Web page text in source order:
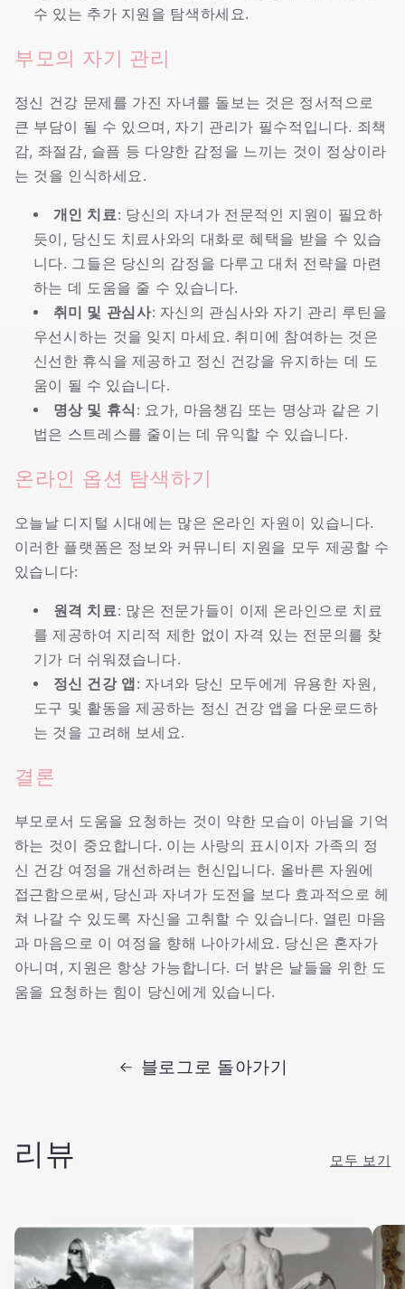
수 있는 추가 지원을 탐색하세요.
부모의 자기 관리
정신 건강 문제를 가진 자녀를 돌보는 것은 정서적으로
큰 부담이 될 수 있으며, 자기 관리가 필수적입니다. 죄책
감, 좌절감, 슬픔 등 다양한 감정을 느끼는 것이 정상이라
는 것을 인식하세요.
개인 치료: 당신의 자녀가 전문적인 지원이 필요하
듯이, 당신도 치료사와의 대화로 혜택을 받을 수 있습
니다. 그들은 당신의 감정을 다루고 대처 전략을 마련
하는 데 도움을 줄 수 있습니다.
취미 및 관심사: 자신의 관심사와 자기 관리 루틴을
우선시하는 것을 잊지 마세요. 취미에 참여하는 것은
신선한 휴식을 제공하고 정신 건강을 유지하는 데 도
움이 될 수 있습니다.
명상 및 휴식 : 요가, 마음챙김 또는 명상과 같은 기
법은 스트레스를 줄이는 데 유익할 수 있습니다.
온라인 옵션 탐색하기
오늘날 디지털 시대에는 많은 온라인 자원이 있습니다.
이러한 플랫폼은 정보와 커뮤니티 지원을 모두 제공할 수
있습니다:
원격 치료: 많은 전문가들이 이제 온라인으로 치료
를 제공하여 지리적 제한 없이 자격 있는 전문의를 찾
기가 더 쉬워졌습니다.
정신 건강 앱 : 자녀와 당신 모두에게 유용한 자원,
도구 및 활동을 제공하는 정신 건강 앱을 다운로드하
는 것을 고려해 보세요.
결론
부모로서 도움을 요청하는 것이 약한 모습이 아님을 기억
하는 것이 중요합니다. 이는 사랑의 표시이자 가족의 정
신 건강 여정을 개선하려는 헌신입니다. 올바른 자원에
접근함으로써, 당신과 자녀가 도전을 보다 효과적으로 헤
쳐 나갈 수 있도록 자신을 고취할 수 있습니다. 열린 마음
과 마음으로 이 여정을 향해 나아가세요. 당신은 혼자가
아니며, 지원은 항상 가능합니다. 더 밝은 날들을 위한 도
움을 요청하는 힘이 당신에게 있습니다.
블로그로 돌아가기
리뷰 모두 보기